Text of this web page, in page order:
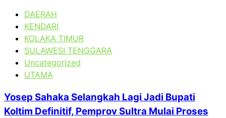
DAERAH
KENDARI
KOLAKA TIMUR
SULAWESI TENGGARA
Uncategorized
UTAMA
Yosep Sahaka Selangkah Lagi Jadi Bupati
Koltim Definitif, Pemprov Sultra Mulai Proses